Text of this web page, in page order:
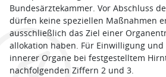
Bundesärztekammer. Vor Abschluss
dürfen keine speziellen Maßnahmen
ausschließlich das Ziel einer
allokation haben. Für Einwilligung
innerer Organe bei festgestelltem
nachfolgenden Ziffern 2 und 3.